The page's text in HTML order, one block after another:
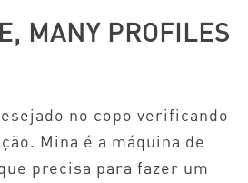
MANY PROFILES
no copo verificando
Mina é a máquina de
precisa para fazer um